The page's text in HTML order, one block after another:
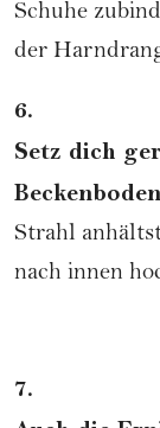
Schuhe
der
6.
Setz dich
Beckenboden
Strahl
nach innen
7.